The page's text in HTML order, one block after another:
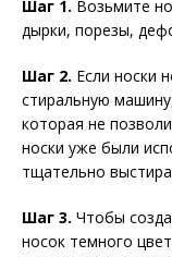
Шаг 1. Возьмите
дырки, порезы,
Шаг 2. Если носки
стиральную
которая не
носки уже были
тщательно
Шаг 3. Чтобы
носок темного